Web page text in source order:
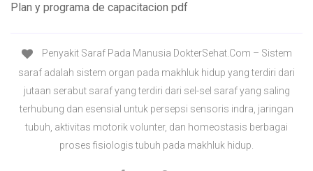
Plan y programa de capacitacion pdf
Penyakit Saraf Pada Manusia DokterSehat.Com – Sistem
saraf adalah sistem organ pada makhluk hidup yang terdiri dari
jutaan serabut saraf yang terdiri dari sel-sel saraf yang saling
terhubung dan esensial untuk persepsi sensoris indra, jaringan
tubuh, aktivitas motorik volunter, dan homeostasis berbagai
proses fisiologis tubuh pada makhluk hidup.